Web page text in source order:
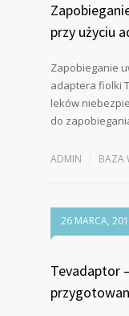
przy użyciu
Zapobieganie
adaptera fiolki
leków
do
ADMIN BAZA
26 MARCA,
Tevadaptor